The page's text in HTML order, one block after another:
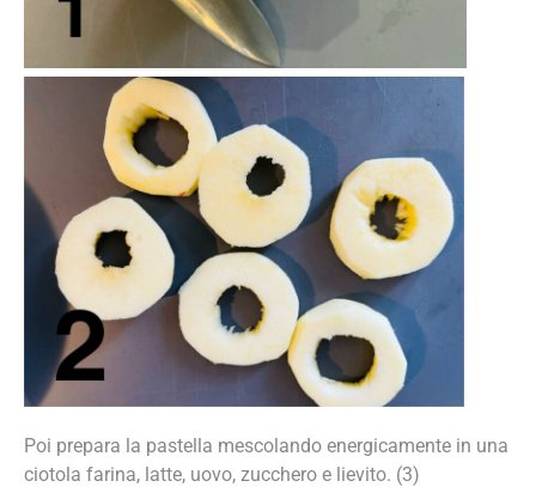
Poi prepara la pastella mescolando energicamente in una
ciotola farina, latte, uovo, zucchero e lievito. (3)